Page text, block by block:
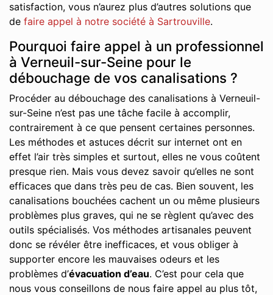
satisfaction, vous n’aurez plus d’autres solutions que
de faire appel à notre société à Sartrouville.
Pourquoi faire appel à un professionnel
à Verneuil-sur-Seine pour le
débouchage de vos canalisations ?
Procéder au débouchage des canalisations à Verneuil-
sur-Seine n’est pas une tâche facile à accomplir,
contrairement à ce que pensent certaines personnes.
Les méthodes et astuces décrit sur internet ont en
effet l’air très simples et surtout, elles ne vous coûtent
presque rien. Mais vous devez savoir qu’elles ne sont
efficaces que dans très peu de cas. Bien souvent, les
canalisations bouchées cachent un ou même plusieurs
problèmes plus graves, qui ne se règlent qu’avec des
outils spécialisés. Vos méthodes artisanales peuvent
donc se révéler être inefficaces, et vous obliger à
supporter encore les mauvaises odeurs et les
problèmes d’évacuation d’eau. C’est pour cela que
nous vous conseillons de nous faire appel au plus tôt,